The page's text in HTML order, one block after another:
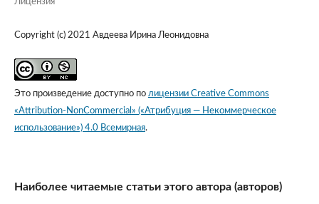
Copyright (c) 2021 Авдеева Ирина Леонидовна
Это произведение доступно по лицензии Creative Commons
«Attribution-NonCommercial» («Атрибуция — Некоммерческое
использование») 4.0 Всемирная.
Наиболее читаемые статьи этого автора (авторов)